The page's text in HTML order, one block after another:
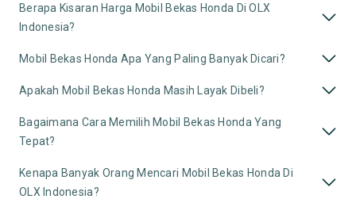
Berapa Kisaran Harga Mobil Bekas Honda Di OLX
Indonesia?
Mobil Bekas Honda Apa Yang Paling Banyak Dicari?
Apakah Mobil Bekas Honda Masih Layak Dibeli?
Bagaimana Cara Memilih Mobil Bekas Honda Yang
Tepat?
Kenapa Banyak Orang Mencari Mobil Bekas Honda Di
OLX Indonesia?